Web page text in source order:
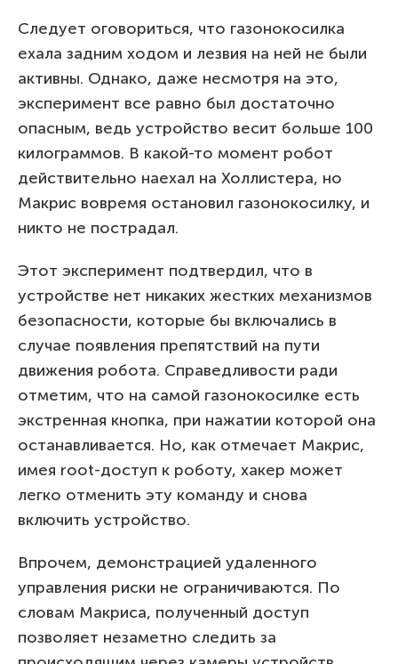
Следует оговориться, что газонокосилка
ехала задним ходом и лезвия на ней не были
активны. Однако, даже несмотря на это,
эксперимент все равно был достаточно
опасным, ведь устройство весит больше 100
килограммов. В какой-то момент робот
действительно наехал на Холлистера, но
Макрис вовремя остановил газонокосилку, и
никто не пострадал.
Этот эксперимент подтвердил, что в
устройстве нет никаких жестких механизмов
безопасности, которые бы включались в
случае появления препятствий на пути
движения робота. Справедливости ради
отметим, что на самой газонокосилке есть
экстренная кнопка, при нажатии которой она
останавливается. Но, как отмечает Макрис,
имея root-доступ к роботу, хакер может
легко отменить эту команду и снова
включить устройство.
Впрочем, демонстрацией удаленного
управления риски не ограничиваются. По
словам Макриса, полученный доступ
позволяет незаметно следить за